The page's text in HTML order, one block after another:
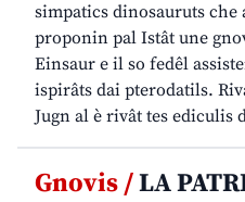
simpatics dinosauruts
proponin pal Istât une
Einsaur e il so fedêl
ispirâts dai pterodatils.
Jugn al è rivât tes ediculis
Gnovis /LA